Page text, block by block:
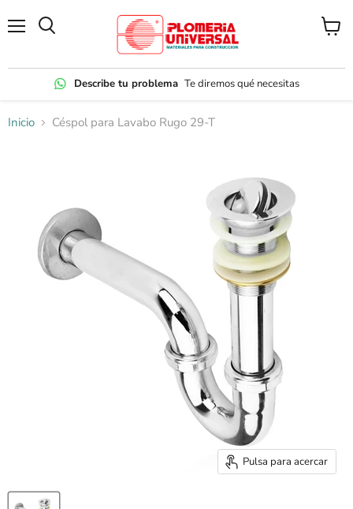
Describe tu problema Te diremos qué necesitas
Ver
Inicio Céspol para Lavabo Rugo 29-T
Pulsa para acercar